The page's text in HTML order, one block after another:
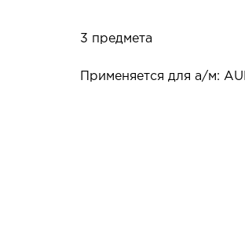
3 предмета
Применяется для а/м: